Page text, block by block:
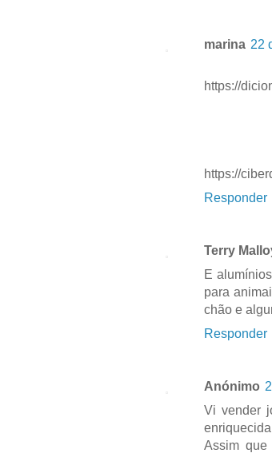
marina 22
https://
https://
Responder
Terry
E
para
chão e
Responder
Anónimo
Vi vender
Assim